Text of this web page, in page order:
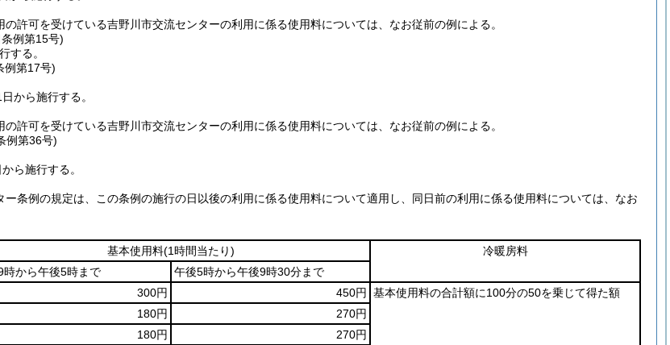
の許可を受けている吉野川市交流センターの利用に係る使用料については、なお従前の例による。
条例第15号)
する。
例第17号)
から施行する。
の許可を受けている吉野川市交流センターの利用に係る使用料については、なお従前の例による。
例第36号)
ら施行する。
ー条例の規定は、この条例の施行の日以後の利用に係る使用料について適用し、同日前の利用に係る使用料については、なお
基本使用料(1時間当たり)
冷暖房料
時から午後5時まで
午後5時から午後9時30分まで
300円 450円
基本使用料の合計額に100分の50を乗じて得た額
180円
270円
180円
270円